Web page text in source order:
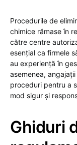
Procedurile de
chimice rămase în
către centre
esențial ca firmele
au experiență în
asemenea,
proceduri pentru a
mod sigur și
Ghiduri